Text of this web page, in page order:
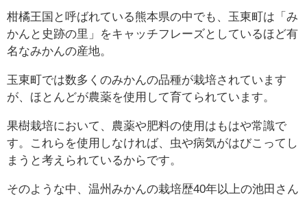
柑橘王国と呼ばれている熊本県の中でも、玉東町は「み
かんと史跡の里」をキャッチフレーズとしているほど有
名なみかんの産地。
玉東町では数多くのみかんの品種が栽培されています
が、ほとんどが農薬を使用して育てられています。
果樹栽培において、農薬や肥料の使用はもはや常識で
す。これらを使用しなければ、虫や病気がはびこってし
まうと考えられているからです。
そのような中、温州みかんの栽培歴40年以上の池田さん